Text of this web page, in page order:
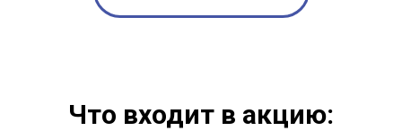
Что входит в акцию: